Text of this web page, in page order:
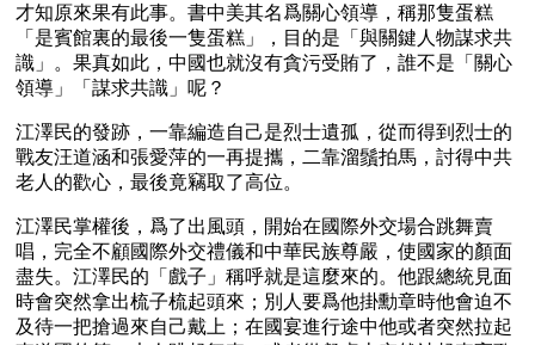
才知原來果有此事。書中美其名爲關心領導，稱那隻蛋糕
「是賓館裏的最後一隻蛋糕」，目的是「與關鍵人物謀求共
識」。果真如此，中國也就沒有貪污受賄了，誰不是「關心
領導」「謀求共識」呢？
江澤民的發跡，一靠編造自己是烈士遺孤，從而得到烈士的
戰友汪道涵和張愛萍的一再提攜，二靠溜鬚拍馬，討得中共
老人的歡心，最後竟竊取了高位。
江澤民掌權後，爲了出風頭，開始在國際外交場合跳舞賣
唱，完全不顧國際外交禮儀和中華民族尊嚴，使國家的顏面
盡失。江澤民的「戲子」稱呼就是這麼來的。他跟總統見面
時會突然拿出梳子梳起頭來；別人要爲他掛勳章時他會迫不
及待一把搶過來自己戴上；在國宴進行途中他或者突然拉起